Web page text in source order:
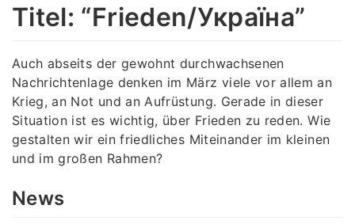
Titel: “Frieden/Україна”
Auch abseits der gewohnt durchwachsenen
Nachrichtenlage denken im März viele vor allem an
Krieg, an Not und an Aufrüstung. Gerade in dieser
Situation ist es wichtig, über Frieden zu reden. Wie
gestalten wir ein friedliches Miteinander im kleinen
und im großen Rahmen?
News